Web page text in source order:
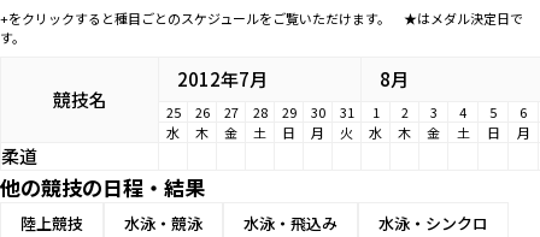
+をクリックすると種目ごとのスケジュールをご覧いただけます。 ★はメダル決定日で
す。
競技名
2012年7月 8月
25 26 27 28 29 30 31 1 2 3 4 5
6
水
木 金 土 日 月 火 水 木 金 土 日 月
柔道
他の競技の日程・結果
陸上競技 水泳・競泳 水泳・飛込み
水泳・シンクロ